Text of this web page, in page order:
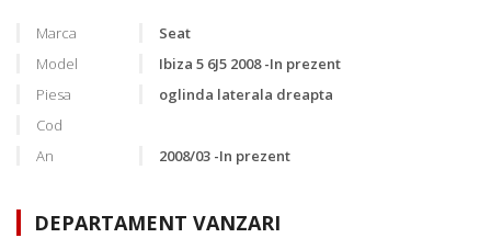
Marca
Seat
Model
Ibiza 5 6J5 2008 -In prezent
Piesa
oglinda laterala dreapta
Cod
An
2008/03 -In prezent
DEPARTAMENT VANZARI